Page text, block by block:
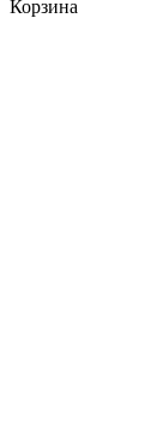
Корзина